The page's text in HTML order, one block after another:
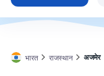
मेंरी लोकेशन
होमभारत राजस्थान अजमेर